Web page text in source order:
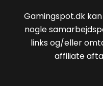
Gamingspot.dk
nogle
links og/eller
affiliate